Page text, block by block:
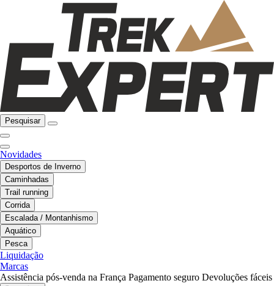
Pesquisar
Novidades
Desportos de Inverno
Caminhadas
Trail running
Corrida
Escalada / Montanhismo
Aquático
Pesca
Liquidação
Marcas
Assistência pós-venda na França Pagamento seguro Devoluções fáceis